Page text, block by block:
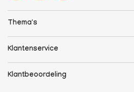
Thema's
Klantenservice
Klantbeoordeling